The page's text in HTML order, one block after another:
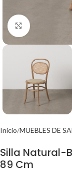
Click to
Inicio MUEBLES DE
Silla Natural-
89 Cm